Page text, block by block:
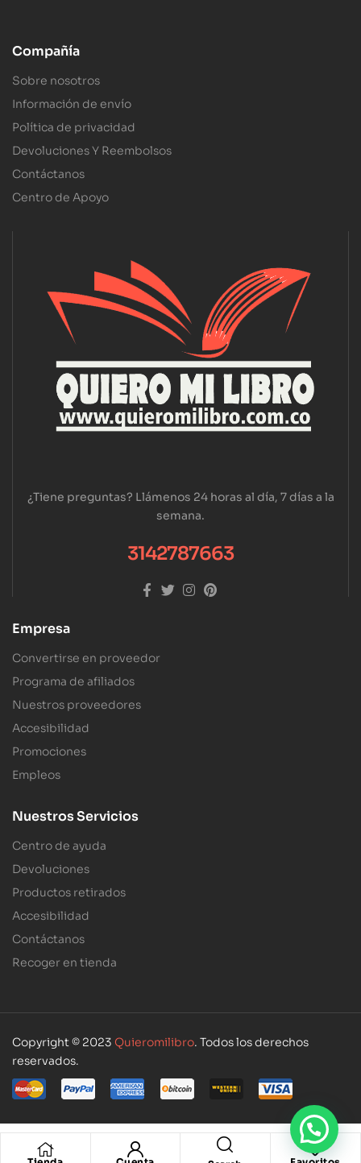
Compañía
Sobre nosotros
Información de envío
Política de privacidad
Devoluciones Y Reembolsos
Contáctanos
Centro de Apoyo
¿Tiene preguntas? Llámenos 24 horas al día, 7 días a la
semana.
3142787663
Empresa
Convertirse en proveedor
Programa de afiliados
Nuestros proveedores
Accesibilidad
Promociones
Empleos
Nuestros Servicios
Centro de ayuda
Devoluciones
Productos retirados
Accesibilidad
Contáctanos
Recoger en tienda
Copyright © 2023 Quieromilibro. Todos los derechos
reservados.